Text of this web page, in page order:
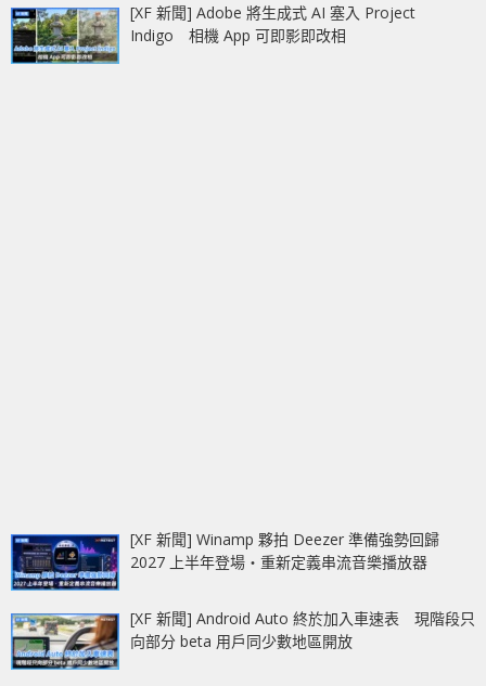
[XF 新聞] Adobe 將生成式 AI 塞入 Project
Indigo 相機 App 可即影即改相
[XF 新聞] Winamp 夥拍 Deezer 準備強勢回歸
2027 上半年登場‧重新定義串流音樂播放器
[XF 新聞] Android Auto 終於加入車速表 現階段只
向部分 beta 用戶同少數地區開放